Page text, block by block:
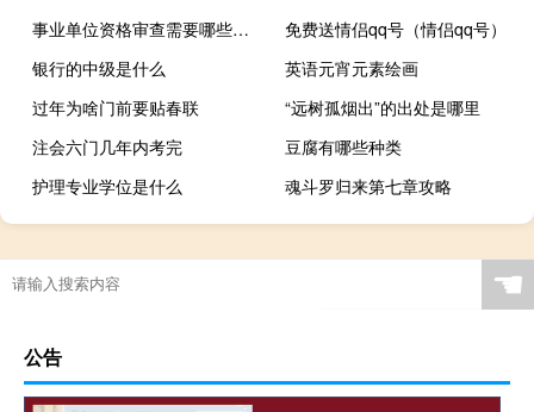
事业单位资格审查需要哪些材料
免费送情侣qq号（情侣qq号）
银行的中级是什么
英语元宵元素绘画
过年为啥门前要贴春联
“远树孤烟出”的出处是哪里
注会六门几年内考完
豆腐有哪些种类
护理专业学位是什么
魂斗罗归来第七章攻略
☚
公告